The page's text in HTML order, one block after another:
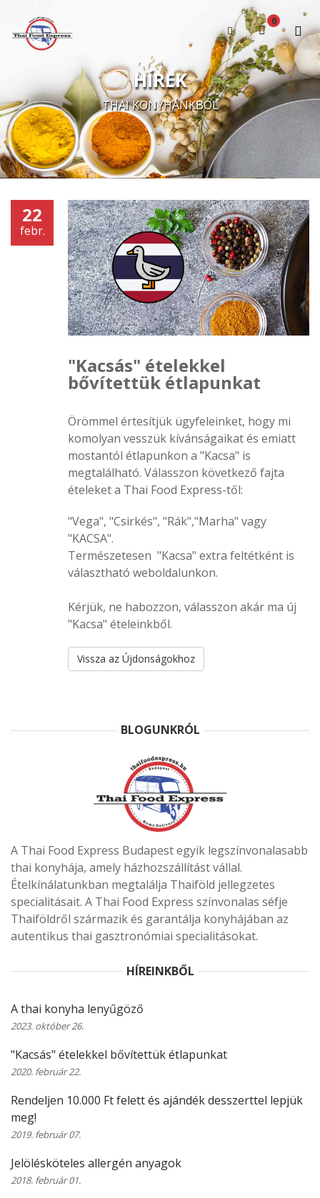
0
A kosár üres
HÍREK
THAI KONYHÁNKBÓL
22
febr.
"Kacsás" ételekkel
bővítettük étlapunkat
Örömmel értesítjük ügyfeleinket, hogy mi
komolyan vesszük kívánságaikat és emiatt
mostantól étlapunkon a "Kacsa" is
megtalálható. Válasszon következő fajta
ételeket a Thai Food Express-től:
"Vega", "Csirkés", "Rák","Marha" vagy
"KACSA".
Természetesen "Kacsa" extra feltétként is
választható weboldalunkon.
Kérjük, ne habozzon, válasszon akár ma új
"Kacsa" ételeinkből.
Vissza az Újdonságokhoz
BLOGUNKRÓL
A Thai Food Express Budapest egyik legszínvonalasabb
thai konyhája, amely házhozszállítást vállal.
Ételkínálatunkban megtalálja Thaiföld jellegzetes
specialitásait. A Thai Food Express színvonalas séfje
Thaiföldről származik és garantálja konyhájában az
autentikus thai gasztronómiai specialitásokat.
HÍREINKBŐL
A thai konyha lenyűgöző
2023. október 26.
"Kacsás" ételekkel bővítettük étlapunkat
2020. február 22.
Rendeljen 10.000 Ft felett és ajándék desszerttel lepjük
meg!
2019. február 07.
Jelölésköteles allergén anyagok
2018. február 01.